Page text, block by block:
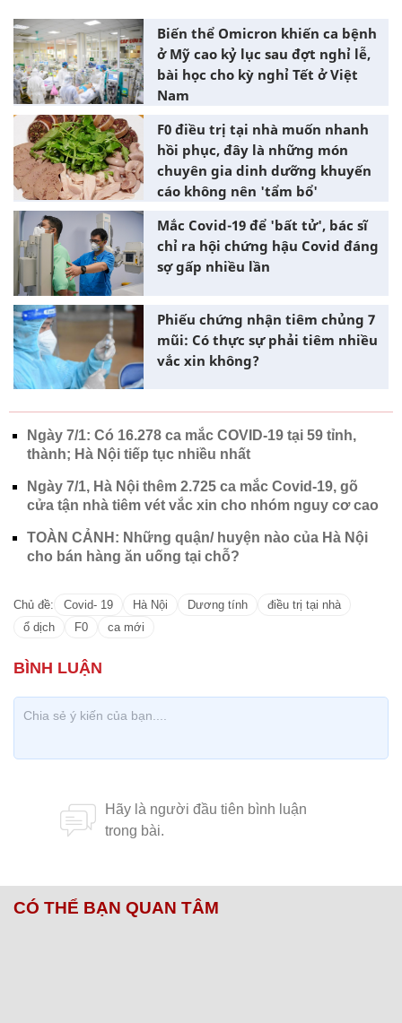
Biến thể Omicron khiến ca bệnh
ở Mỹ cao kỷ lục sau đợt nghỉ lễ,
bài học cho kỳ nghỉ Tết ở Việt
Nam
F0 điều trị tại nhà muốn nhanh
hồi phục, đây là những món
chuyên gia dinh dưỡng khuyến
cáo không nên 'tẩm bổ'
Mắc Covid-19 để 'bất tử', bác sĩ
chỉ ra hội chứng hậu Covid đáng
sợ gấp nhiều lần
Phiếu chứng nhận tiêm chủng 7
mũi: Có thực sự phải tiêm nhiều
vắc xin không?
Ngày 7/1: Có 16.278 ca mắc COVID-19 tại 59 tỉnh,
thành; Hà Nội tiếp tục nhiều nhất
Ngày 7/1, Hà Nội thêm 2.725 ca mắc Covid-19, gõ
cửa tận nhà tiêm vét vắc xin cho nhóm nguy cơ cao
TOÀN CẢNH: Những quận/ huyện nào của Hà Nội
cho bán hàng ăn uống tại chỗ?
Chủ đề: Covid- 19 Hà Nội Dương tính
điều trị tại nhà
ổ dịch
F0 ca mới
CÓ THỂ BẠN QUAN TÂM